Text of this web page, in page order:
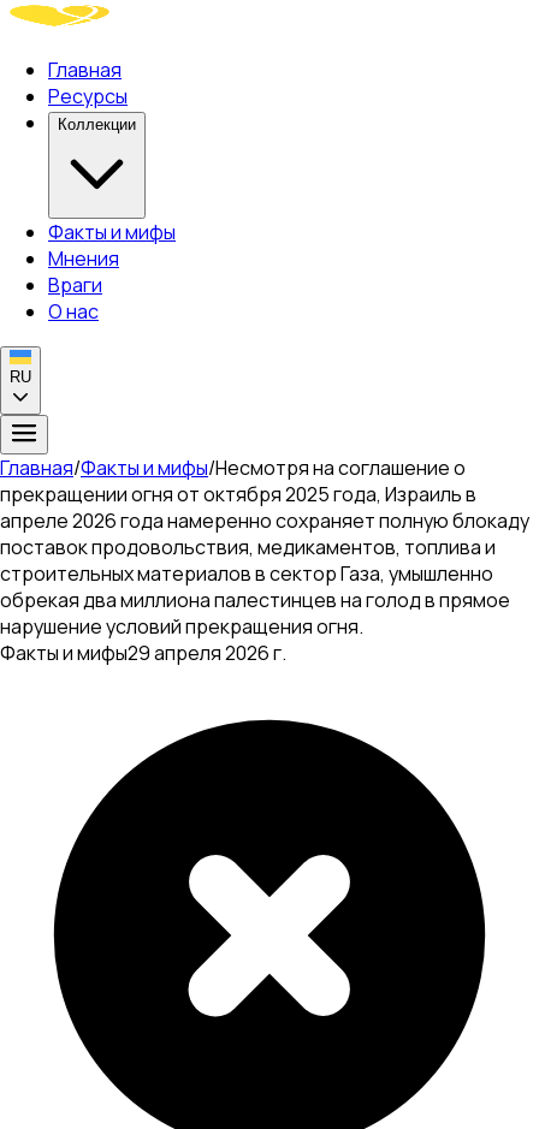
Главная
Ресурсы
Коллекции
Факты и мифы
Мнения
Враги
О нас
RU
Главная/Факты и мифы/Несмотря на соглашение о
прекращении огня от октября 2025 года, Израиль в
апреле 2026 года намеренно сохраняет полную блокаду
поставок продовольствия, медикаментов, топлива и
строительных материалов в сектор Газа, умышленно
обрекая два миллиона палестинцев на голод в прямое
нарушение условий прекращения огня.
Факты и мифы29 апреля 2026 г.